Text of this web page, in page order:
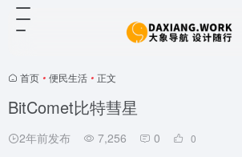
首页 • 便民生活 • 正文
BitComet比特彗星
2年前发布 7,256 0 0